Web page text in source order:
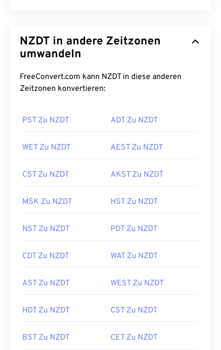
NZDT in andere Zeitzonen
umwandeln
FreeConvert.com kann NZDT in diese anderen
Zeitzonen konvertieren:
PST Zu NZDT ADT Zu NZDT
WET Zu NZDT AEST Zu NZDT
CST Zu NZDT AKST Zu NZDT
MSK Zu NZDT HST Zu NZDT
NST Zu NZDT PDT Zu NZDT
CDT Zu NZDT WAT Zu NZDT
AST Zu NZDT WEST Zu NZDT
HDT Zu NZDT CST Zu NZDT
BST Zu NZDT CET Zu NZDT